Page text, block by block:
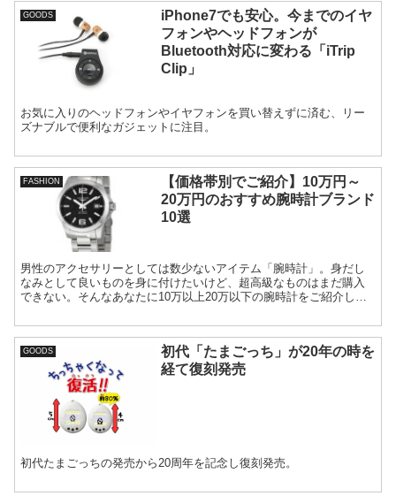
GOODS
iPhone7でも安心。今までのイヤ
フォンやヘッドフォンが
Bluetooth対応に変わる「iTrip
Clip」
お気に入りのヘッドフォンやイヤフォンを買い替えずに済む、リー
ズナブルで便利なガジェットに注目。
FASHION
【価格帯別でご紹介】10万円～
20万円のおすすめ腕時計ブランド
10選
男性のアクセサリーとしては数少ないアイテム「腕時計」。身だし
なみとして良いものを身に付けたいけど、超高級なものはまだ購入
できない。そんなあなたに10万以上20万以下の腕時計をご紹介しま
GOODS
初代「たまごっち」が20年の時を
経て復刻発売
初代たまごっちの発売から20周年を記念し復刻発売。